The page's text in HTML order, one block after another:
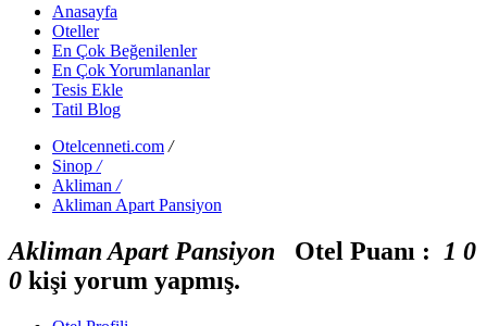
Anasayfa
Oteller
En Çok Beğenilenler
En Çok Yorumlananlar
Tesis Ekle
Tatil Blog
Otelcenneti.com /
Sinop /
Akliman /
Akliman Apart Pansiyon
Akliman Apart Pansiyon Otel Puanı : 1 0
0 kişi yorum yapmış.